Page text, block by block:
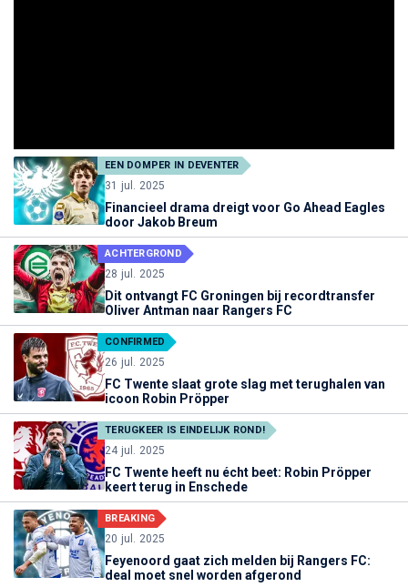
EEN DOMPER IN DEVENTER
31 jul. 2025
Financieel drama dreigt voor Go Ahead Eagles
door Jakob Breum
ACHTERGROND
28 jul. 2025
Dit ontvangt FC Groningen bij recordtransfer
Oliver Antman naar Rangers FC
CONFIRMED
26 jul. 2025
FC Twente slaat grote slag met terughalen van
icoon Robin Pröpper
TERUGKEER IS EINDELIJK ROND!
24 jul. 2025
FC Twente heeft nu écht beet: Robin Pröpper
keert terug in Enschede
BREAKING
20 jul. 2025
Feyenoord gaat zich melden bij Rangers FC:
deal moet snel worden afgerond